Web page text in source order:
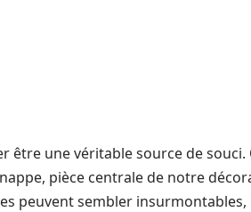
être une véritable source de souci.
pièce centrale de notre
peuvent sembler insurmontables,